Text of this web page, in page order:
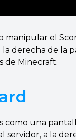
manipular el
derecha de la
de Minecraft.
como una
servidor, a la